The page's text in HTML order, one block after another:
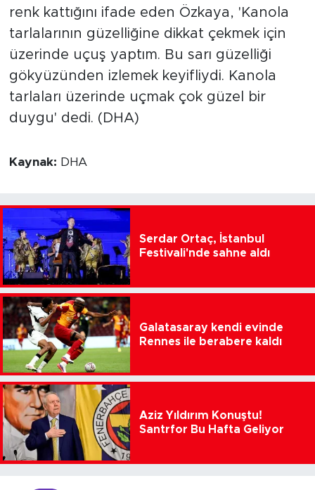
renk kattığını ifade eden Özkaya, 'Kanola
tarlalarının güzelliğine dikkat çekmek için
üzerinde uçuş yaptım. Bu sarı güzelliği
gökyüzünden izlemek keyifliydi. Kanola
tarlaları üzerinde uçmak çok güzel bir
duygu' dedi. (DHA)
Kaynak: DHA
Serdar Ortaç, İstanbul
Festivali'nde sahne aldı
Galatasaray kendi evinde
Rennes ile berabere kaldı
Aziz Yıldırım Konuştu!
Santrfor Bu Hafta Geliyor